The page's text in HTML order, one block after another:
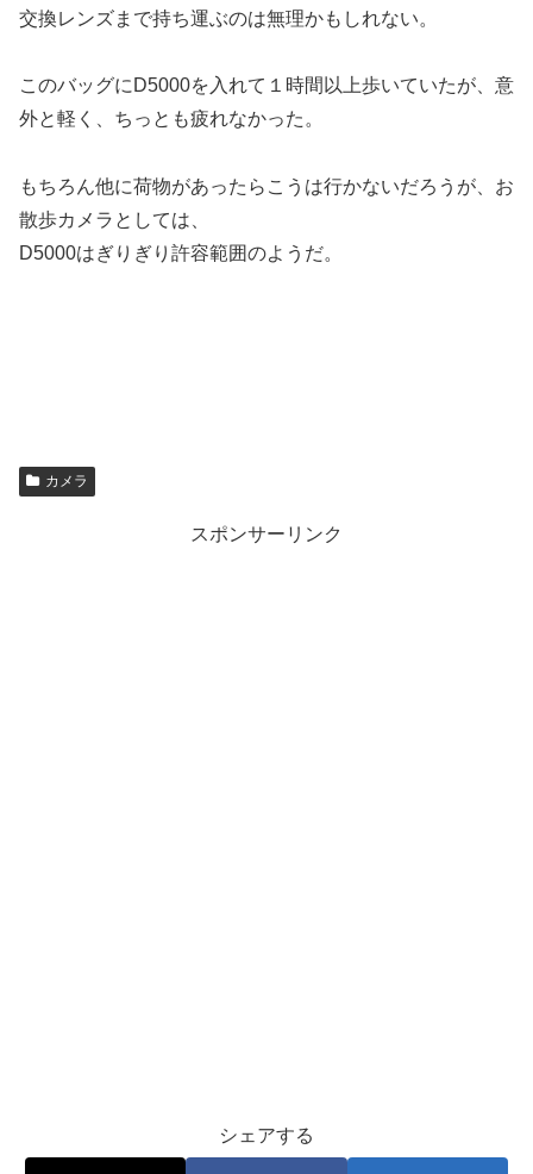
交換レンズまで持ち運ぶのは無理かもしれない。
このバッグにD5000を入れて１時間以上歩いていたが、意
外と軽く、ちっとも疲れなかった。
もちろん他に荷物があったらこうは行かないだろうが、お
散歩カメラとしては、
D5000はぎりぎり許容範囲のようだ。
カメラ
スポンサーリンク
シェアする